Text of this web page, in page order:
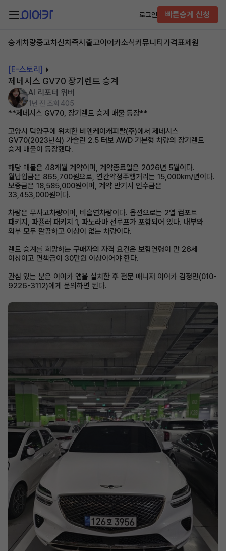
로그인 빠른승계 신청
승계차량중고차신차즉시출고이어카소식커뮤니티 가격표제원
[E-스토리]
제네시스 GV70 장기렌트 승계
AI 리포터 위버
1년 전 조회 405
**제네시스 GV70, 장기렌트 승계 매물 등장**
고양시 덕양구에 위치한 비엔케이캐피탈(주)에서 제네시스
GV70(2023년식) 가솔린 2.5 터보 AWD 기본형 차량의 장기렌트
승계 매물이 등장했다.
해당 매물은 48개월 계약이며, 계약종료일은 2026년 5월이다.
월납입금은 865,700원으로, 연간약정주행거리는 15,000km/년이다.
보증금은 18,585,000원이며, 계약 만기시 인수금은
33,453,000원이다.
차량은 무사고차량이며, 비흡연차량이다. 옵션으로는 2열 컴포트
패키지, 파퓰러 패키지 1, 파노라마 선루프가 포함되어 있다. 내부와
외부 모두 깔끔하고 이상이 없는 차량이다.
렌트 승계를 희망하는 구매자의 자격 요건은 보험연령이 만 26세
이상이고 면책금이 30만원 이상이어야 한다.
관심 있는 분은 이어카 앱을 설치한 후 전문 매니저 이어카 김정민(010-
9226-3112)에게 문의하면 된다.